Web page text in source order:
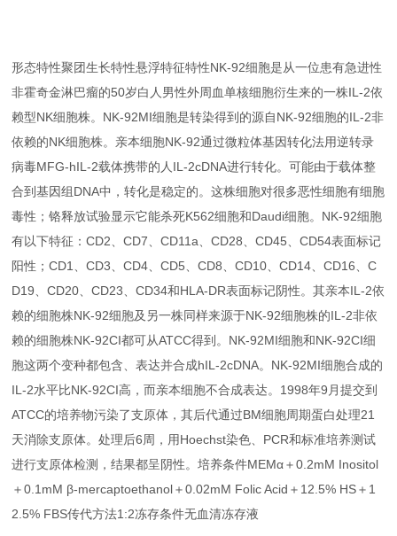
形态特性聚团生长特性悬浮特征特性NK-92细胞是从一位患有急进性
非霍奇金淋巴瘤的50岁白人男性外周血单核细胞衍生来的一株IL-2依
赖型NK细胞株。NK-92MI细胞是转染得到的源自NK-92细胞的IL-2非
依赖的NK细胞株。亲本细胞NK-92通过微粒体基因转化法用逆转录
病毒MFG-hIL-2载体携带的人IL-2cDNA进行转化。可能由于载体整
合到基因组DNA中，转化是稳定的。这株细胞对很多恶性细胞有细胞
毒性；铬释放试验显示它能杀死K562细胞和Daudi细胞。NK-92细胞
有以下特征：CD2、CD7、CD11a、CD28、CD45、CD54表面标记
阳性；CD1、CD3、CD4、CD5、CD8、CD10、CD14、CD16、C
D19、CD20、CD23、CD34和HLA-DR表面标记阴性。其亲本IL-2依
赖的细胞株NK-92细胞及另一株同样来源于NK-92细胞株的IL-2非依
赖的细胞株NK-92CI都可从ATCC得到。NK-92MI细胞和NK-92CI细
胞这两个变种都包含、表达并合成hIL-2cDNA。NK-92MI细胞合成的
IL-2水平比NK-92CI高，而亲本细胞不合成表达。1998年9月提交到
ATCC的培养物污染了支原体，其后代通过BM细胞周期蛋白处理21
天消除支原体。处理后6周，用Hoechst染色、PCR和标准培养测试
进行支原体检测，结果都呈阴性。培养条件MEMα＋0.2mM Inositol
＋0.1mM β-mercaptoethanol＋0.02mM Folic Acid＋12.5% HS＋1
2.5% FBS传代方法1:2冻存条件无血清冻存液